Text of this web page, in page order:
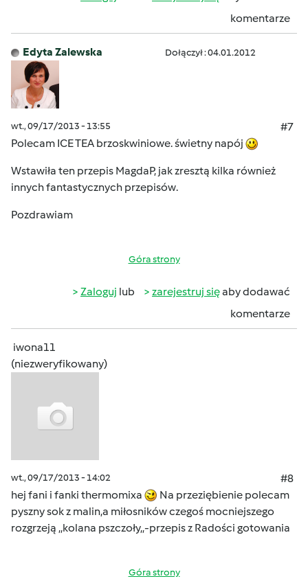
komentarze
Edyta Zalewska Dołączył : 04.01.2012
wt., 09/17/2013 - 13:55
#7
Polecam ICE TEA brzoskwiniowe. świetny napój
Wstawiła ten przepis MagdaP, jak zresztą kilka również
innych fantastycznych przepisów.
Pozdrawiam
Góra strony
Zaloguj lub zarejestruj sięaby dodawać
komentarze
iwona11
(niezweryfikowany)
wt., 09/17/2013 - 14:02
#8
hej fani i fanki thermomixa
Na przeziębienie polecam
pyszny sok z malin,a miłosników czegoś mocniejszego
rozgrzeją ,,kolana pszczoły,,-przepis z Radości gotowania
Góra strony